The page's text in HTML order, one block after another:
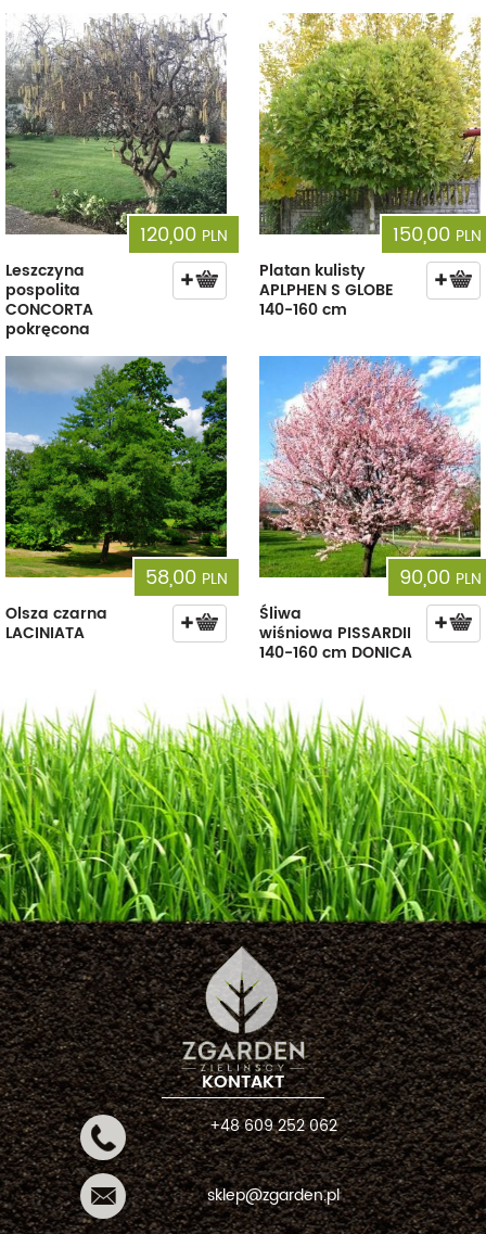
120,00 PLN
Leszczyna
pospolita
CONCORTA
pokręcona
150,00 PLN
Platan kulisty
APLPHEN S GLOBE
140-160 cm
58,00 PLN
Olsza czarna
LACINIATA
90,00 PLN
Śliwa
wiśniowa PISSARDII
140-160 cm DONICA
KONTAKT
+48 609 252 062
sklep@zgarden.pl